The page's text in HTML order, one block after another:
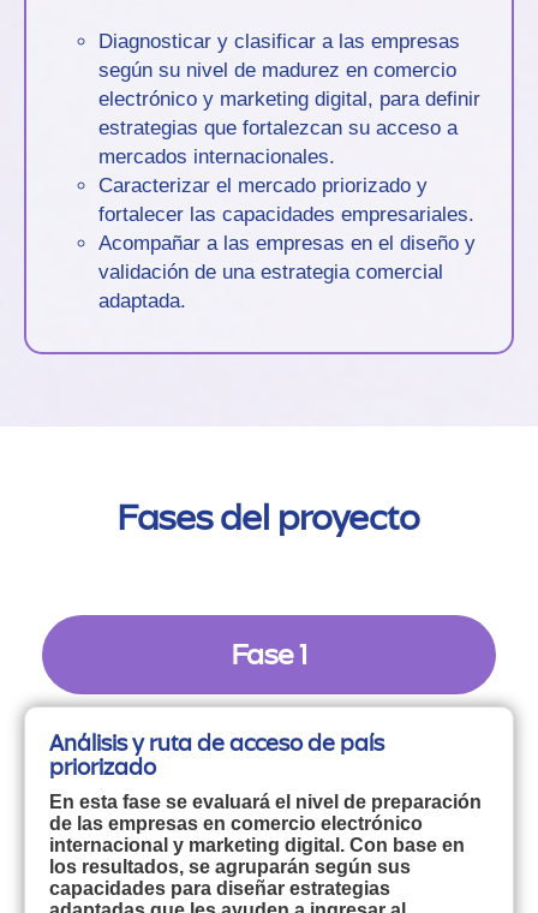
Diagnosticar y clasificar a las empresas
según su nivel de madurez en comercio
electrónico y marketing digital, para definir
estrategias que fortalezcan su acceso a
mercados internacionales.
Caracterizar el mercado priorizado y
fortalecer las capacidades empresariales.
Acompañar a las empresas en el diseño y
validación de una estrategia comercial
adaptada.
Fases del proyecto
Fase 1
Análisis y ruta de acceso de país
priorizado
En esta fase se evaluará el nivel de preparación
de las empresas en comercio electrónico
internacional y marketing digital. Con base en
los resultados, se agruparán según sus
capacidades para diseñar estrategias